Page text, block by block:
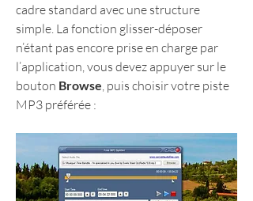
cadre standard avec une structure
simple. La fonction glisser-déposer
n’étant pas encore prise en charge par
l’application, vous devez appuyer sur le
bouton Browse, puis choisir votre piste
MP3 préférée :